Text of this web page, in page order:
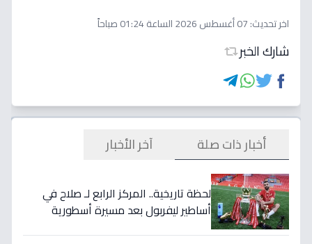
اخر تحديث:07 أغسطس 2026 الساعة 01:24 صباحاً
شارك الخبر
أخبار ذات صلة آخر الأخبار
لحظة تاريخية.. المركز الرابع لـ صلاح في
أساطير ليفربول بعد مسيرة أسطورية